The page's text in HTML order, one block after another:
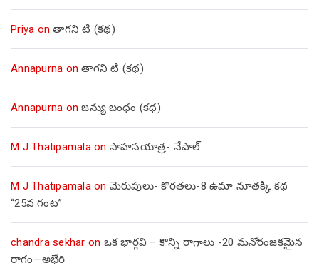
Priya onతాగని టీ (కథ)
Annapurna onతాగని టీ (కథ)
Annapurna onజన్యు బంధం (కథ)
M J Thatipamalaon సాహసయాత్ర- నేపాల్‌
M J Thatipamalaon మెరుపులు- కొరతలు-8 ఉమా నూతక్కి కథ
“25వ గంట”
chandra sekhar on ఒక భార్గవి – కొన్ని రాగాలు -20 మనోరంజకమైన
రాగం—అభేరి